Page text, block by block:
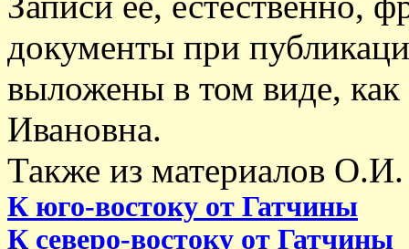
документы при
выложены в том виде, как
Ивановна.
Также из материалов
К юго-востоку от Гатчины
К северо-востоку от Гатчины